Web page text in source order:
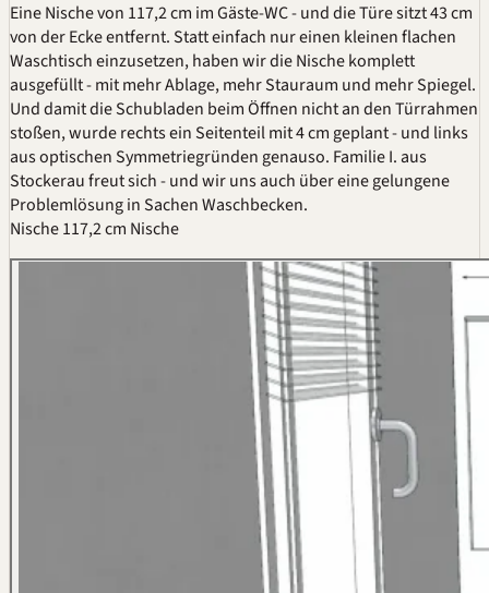
Eine Nische von 117,2 cm im Gäste-WC - und die Türe sitzt 43 cm
von der Ecke entfernt. Statt einfach nur einen kleinen flachen
Waschtisch einzusetzen, haben wir die Nische komplett
ausgefüllt - mit mehr Ablage, mehr Stauraum und mehr Spiegel.
Und damit die Schubladen beim Öffnen nicht an den Türrahmen
stoßen, wurde rechts ein Seitenteil mit 4 cm geplant - und links
aus optischen Symmetriegründen genauso. Familie I. aus
Stockerau freut sich - und wir uns auch über eine gelungene
Problemlösung in Sachen Waschbecken.
Nische 117,2 cm Nische